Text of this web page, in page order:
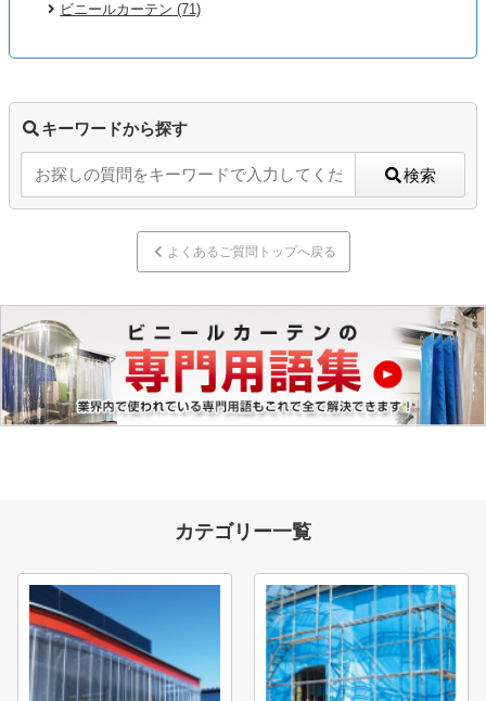
ビニールカーテン (71)
キーワードから探す
検索
よくあるご質問トップへ戻る
カテゴリー一覧